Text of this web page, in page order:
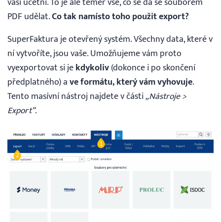
English
30 DNÍ ZDARMA
Přihlášení
PDF udělat.Co tak namísto toho použit export?
SuperFaktura je otevřený systém. Všechny data, které v
ní vytvoříte, jsou vaše. Umožňujeme vám proto
vyexportovat si jekdykoliv(dokonce i po skončení
předplatného) ave formátu, který vám vyhovuje.
Tento masívní nástroj najdete v části„Nástroje >
Export“.